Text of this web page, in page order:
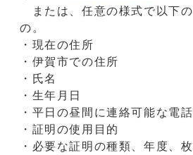
または、任意の様式で以下
の。
・現在の住所
・伊賀市での住所
・氏名
・生年月日
・平日の昼間に連絡可能な電
・証明の使用目的
・必要な証明の種類、年度、